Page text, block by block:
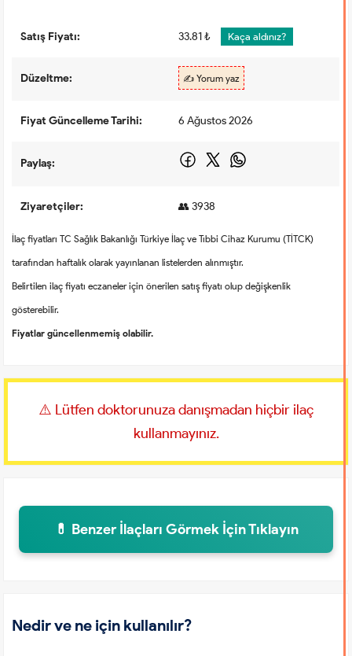
Satış Fiyatı: 33.81 ₺ Kaça aldınız?
Düzeltme: ✍️ Yorum yaz
Fiyat Güncelleme Tarihi: 6 Ağustos 2026
Paylaş:
Ziyaretçiler: 👥 3938
İlaç fiyatları TC Sağlık Bakanlığı Türkiye İlaç ve Tıbbi Cihaz Kurumu (TİTCK)
tarafından haftalık olarak yayınlanan listelerden alınmıştır.
Belirtilen ilaç fiyatı eczaneler için önerilen satış fiyatı olup değişkenlik
gösterebilir.
Fiyatlar güncellenmemiş olabilir.
⚠️ Lütfen doktorunuza danışmadan hiçbir ilaç
kullanmayınız.
💊 Benzer İlaçları Görmek İçin Tıklayın
Nedir ve ne için kullanılır?